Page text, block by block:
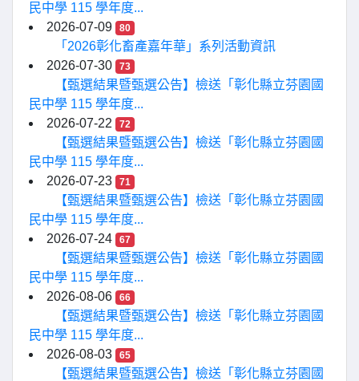
民中學 115 學年度...
2026-07-09
80
「2026彰化畜產嘉年華」系列活動資訊
2026-07-30
73
【甄選結果暨甄選公告】檢送「彰化縣立芬園國
民中學 115 學年度...
2026-07-22
72
【甄選結果暨甄選公告】檢送「彰化縣立芬園國
民中學 115 學年度...
2026-07-23
71
【甄選結果暨甄選公告】檢送「彰化縣立芬園國
民中學 115 學年度...
2026-07-24
67
【甄選結果暨甄選公告】檢送「彰化縣立芬園國
民中學 115 學年度...
2026-08-06
66
【甄選結果暨甄選公告】檢送「彰化縣立芬園國
民中學 115 學年度...
2026-08-03
65
【甄選結果暨甄選公告】檢送「彰化縣立芬園國